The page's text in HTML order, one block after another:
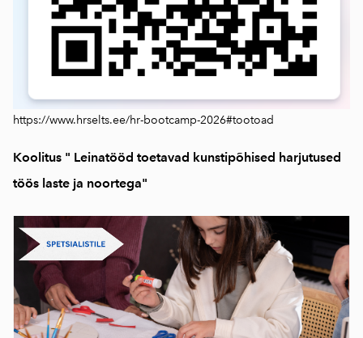
https://www.hrselts.ee/hr-bootcamp-2026#tootoad
Koolitus " Leinatööd toetavad kunstipõhised harjutused
töös laste ja noortega"